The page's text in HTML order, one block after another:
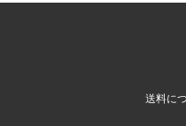
送料に